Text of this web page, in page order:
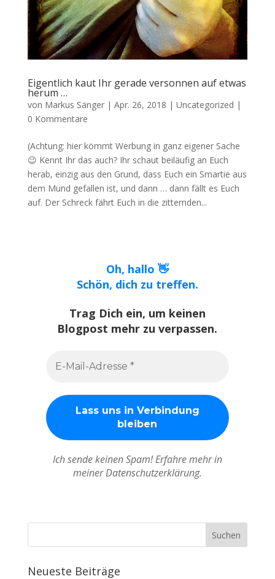
Eigentlich kaut Ihr gerade versonnen auf etwas
herum …
von Markus Sänger| Apr. 26, 2018 | Uncategorized |
0 Kommentare
(Achtung: hier kömmt Werbung in ganz eigener Sache
😉 Kennt Ihr das auch? Ihr schaut beiläufig an Euch
herab, einzig aus den Grund, dass Euch ein Smartie aus
dem Mund gefallen ist, und dann … dann fällt es Euch
auf. Der Schreck fährt Euch in die zitternden...
Oh, hallo 👋
Schön, dich zu treffen.
Trag Dich ein, um keinen
Blogpost mehr zu verpassen.
Ich sende keinen Spam! Erfahre mehr in
meiner Datenschutzerklärung.
Neueste Beiträge